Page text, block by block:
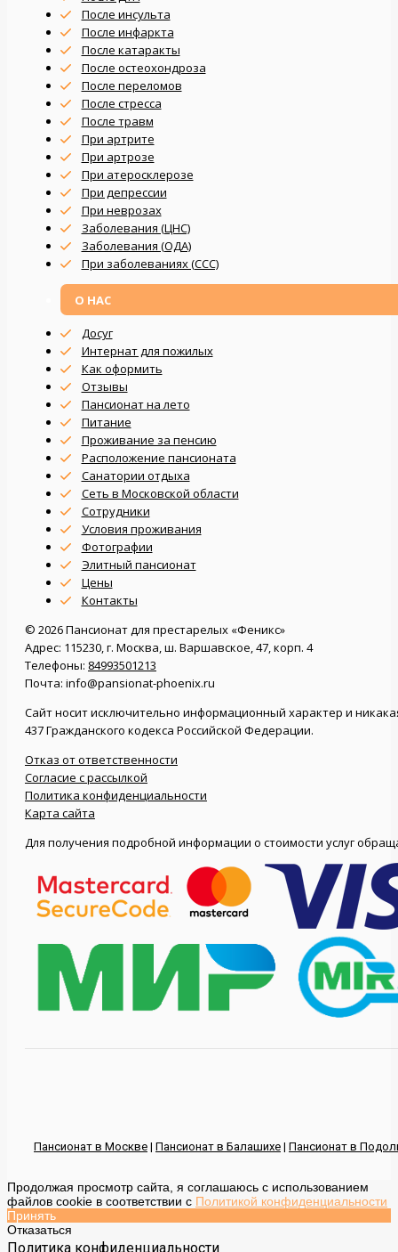
После инсульта
После инфаркта
После катаракты
После остеохондроза
После переломов
После стресса
После травм
При артрите
При артрозе
При атеросклерозе
При депрессии
При неврозах
Заболевания (ЦНС)
Заболевания (ОДА)
При заболеваниях (CCC)
О НАС
Досуг
Интернат для пожилых
Как оформить
Отзывы
Пансионат на лето
Питание
Проживание за пенсию
Расположение пансионата
Санатории отдыха
Сеть в Московской области
Сотрудники
Условия проживания
Фотографии
Элитный пансионат
Цены
Контакты
© 2026 Пансионат для престарелых «Феникс»
Адрес: 115230, г. Москва, ш. Варшавское, 47, корп. 4
Телефоны: 84993501213
Почта: info@pansionat-phoenix.ru
Сайт носит исключительно информационный характер и
437 Гражданского кодекса Российской Федерации.
Отказ от ответственности
Согласие с рассылкой
Политика конфиденциальности
Карта сайта
Для получения подробной информации о стоимости услуг
Пансионат в Москве | Пансионат в Балашихе | Пансионат в
Вверх
Продолжая просмотр сайта, я соглашаюсь с использованием
файлов cookie в соответствии с Политикой конфиденциальности
Принять
Отказаться
Политика конфиденциальности